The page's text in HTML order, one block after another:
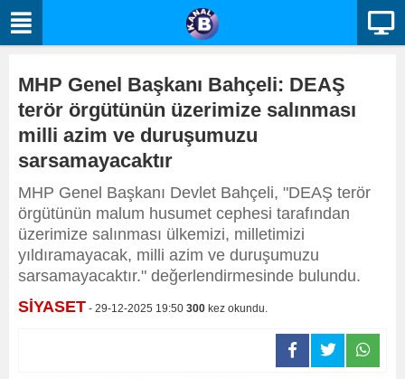
MHP Genel Başkanı Bahçeli: DEAŞ
terör örgütünün üzerimize salınması
milli azim ve duruşumuzu
sarsamayacaktır
MHP Genel Başkanı Devlet Bahçeli, "DEAŞ terör
örgütünün malum husumet cephesi tarafından
üzerimize salınması ülkemizi, milletimizi
yıldıramayacak, milli azim ve duruşumuzu
sarsamayacaktır." değerlendirmesinde bulundu.
SİYASET - 29-12-2025 19:50 300 kez okundu.